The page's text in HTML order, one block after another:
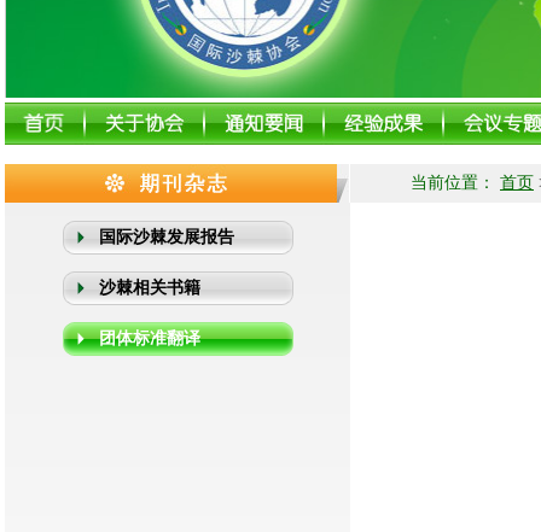
当前位置： 首页
国际沙棘发展报告
沙棘相关书籍
团体标准翻译